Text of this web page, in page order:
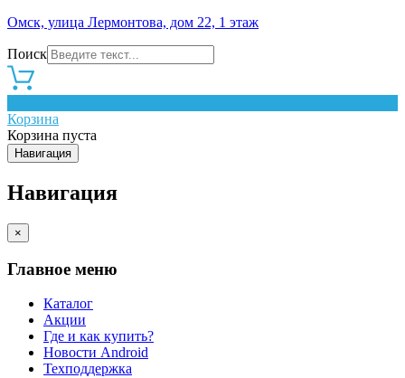
Омск, улица Лермонтова, дом 22, 1 этаж
Поиск
Корзина
Корзина пуста
Навигация
Навигация
×
Главное меню
Каталог
Акции
Где и как купить?
Новости Android
Техподдержка